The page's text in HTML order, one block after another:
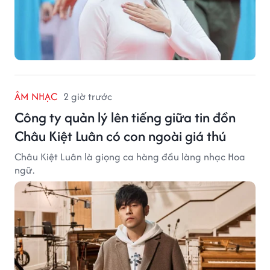
ÂM NHẠC 2 giờ trước
Công ty quản lý lên tiếng giữa tin đồn
Châu Kiệt Luân có con ngoài giá thú
Châu Kiệt Luân là giọng ca hàng đầu làng nhạc Hoa
ngữ.